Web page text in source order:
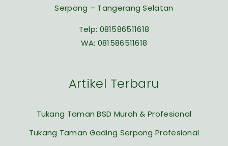
Serpong – Tangerang Selatan
Telp: 081586511618
WA: 081586511618
Artikel Terbaru
Tukang Taman BSD Murah & Profesional
Tukang Taman Gading Serpong Profesional